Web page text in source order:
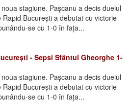
stagiune. Pașcanu a decis duelul
București a debutat cu victorie
se cu 1-0 în fața...
- Sepsi Sfântul Gheorghe 1-
stagiune. Pașcanu a decis duelul
București a debutat cu victorie
se cu 1-0 în fața...